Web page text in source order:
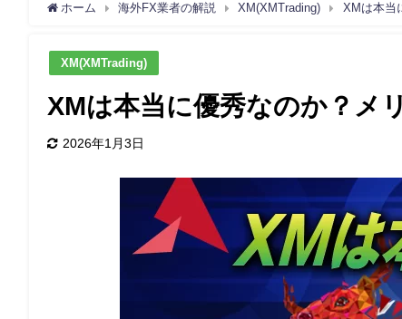
ホーム 海外FX業者の解説 XM(XMTrading) XMは本当
XM(XMTrading)
XMは本当に優秀なのか？メ
2026年1月3日